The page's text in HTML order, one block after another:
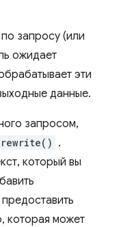
запросу (или
ожидает
эти
данные.
запросом,
rewrite() .
который вы
которая может